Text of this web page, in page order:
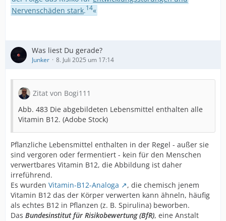
Nervenschäden stark.14«
Was liest Du gerade?
Junker 8. Juli 2025 um 17:14
Zitat von Bogi111
Abb. 483 Die abgebildeten Lebensmittel enthalten alle
Vitamin B12. (Adobe Stock)
Pflanzliche Lebensmittel enthalten in der Regel - außer sie
sind vergoren oder fermentiert - kein für den Menschen
verwertbares Vitamin B12, die Abbildung ist daher
irreführend.
Es wurden Vitamin-B12-Analoga
, die chemisch jenem
Vitamin B12 das der Körper verwerten kann ähneln, häufig
als echtes B12 in Pflanzen (z. B. Spirulina) beworben.
Das Bundesinstitut für Risikobewertung (BfR), eine Anstalt